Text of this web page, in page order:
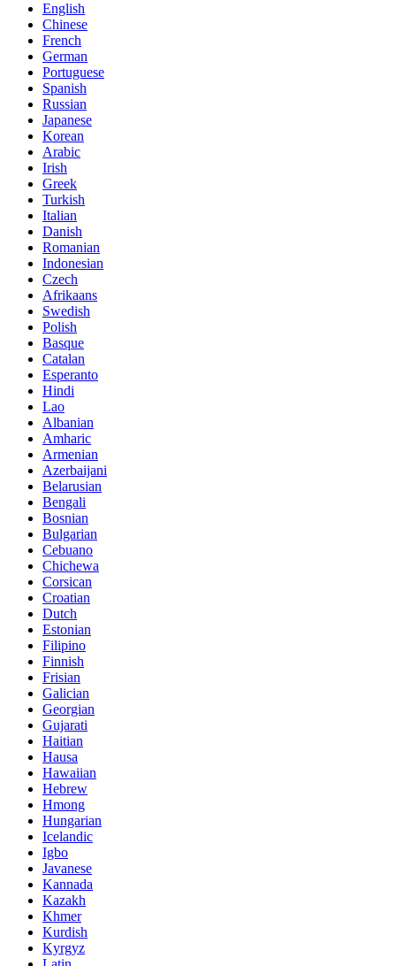
English
Chinese
French
German
Portuguese
Spanish
Russian
Japanese
Korean
Arabic
Irish
Greek
Turkish
Italian
Danish
Romanian
Indonesian
Czech
Afrikaans
Swedish
Polish
Basque
Catalan
Esperanto
Hindi
Lao
Albanian
Amharic
Armenian
Azerbaijani
Belarusian
Bengali
Bosnian
Bulgarian
Cebuano
Chichewa
Corsican
Croatian
Dutch
Estonian
Filipino
Finnish
Frisian
Galician
Georgian
Gujarati
Haitian
Hausa
Hawaiian
Hebrew
Hmong
Hungarian
Icelandic
Igbo
Javanese
Kannada
Kazakh
Khmer
Kurdish
Kyrgyz